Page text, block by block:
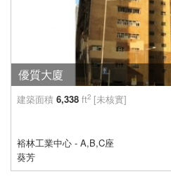
優質大廈
建築面積 6,338 ft2 [未核實]
裕林工業中心 - A,B,C座
葵芳